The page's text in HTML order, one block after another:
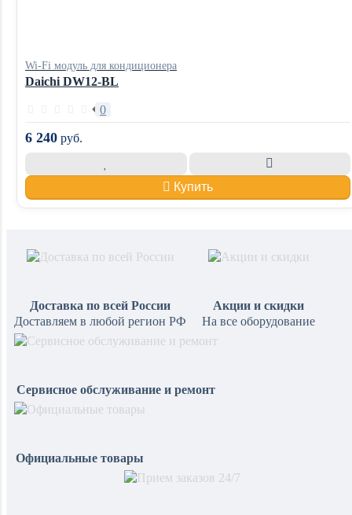
Wi-Fi модуль для кондиционера
Daichi DW12-BL
0
6 240 руб.
Купить
Доставка по всей России
Доставляем в любой регион РФ
Акции и скидки
На все оборудование
Сервисное обслуживание и ремонт
Официальные товары